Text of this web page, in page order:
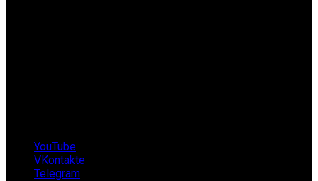
YouTube
VKontakte
Telegram